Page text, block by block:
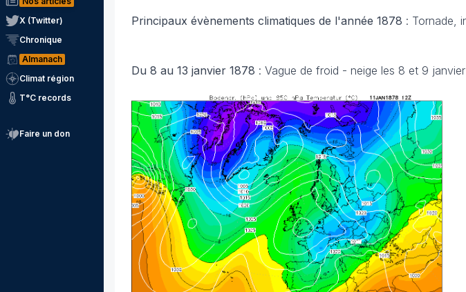
X (Twitter)
Chronique
Almanach
Climat région
T°C records
Faire un don
Principaux évènements climatiques de l'année 1878 : Tornade,
Du 8 au 13 janvier 1878 : Vague de froid - neige les 8 et 9